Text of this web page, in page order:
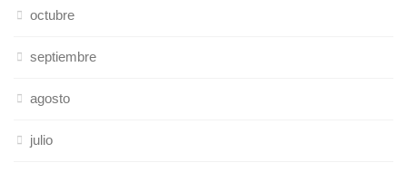
octubre
septiembre
agosto
julio